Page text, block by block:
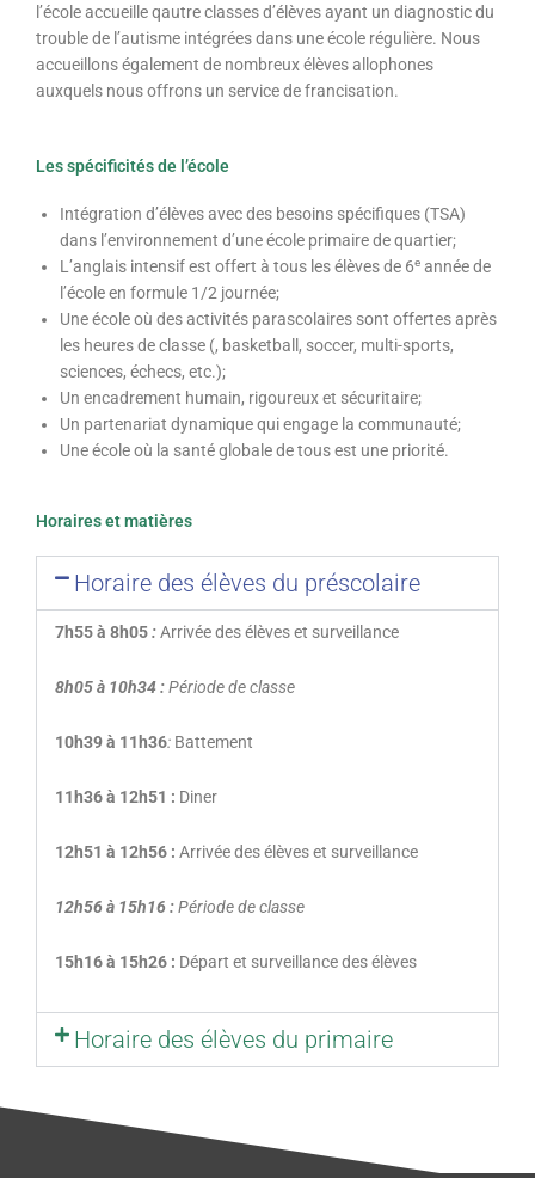
l’école accueille qautre classes d’élèves ayant un diagnostic du
trouble de l’autisme intégrées dans une école régulière. Nous
accueillons également de nombreux élèves allophones
auxquels nous offrons un service de francisation.
Les spécificités de l’école
Intégration d’élèves avec des besoins spécifiques (TSA)
dans l’environnement d’une école primaire de quartier;
L’anglais intensif est offert à tous les élèves de 6e année de
l’école en formule 1/2 journée;
Une école où des activités parascolaires sont offertes après
les heures de classe (, basketball, soccer, multi-sports,
sciences, échecs, etc.);
Un encadrement humain, rigoureux et sécuritaire;
Un partenariat dynamique qui engage la communauté;
Une école où la santé globale de tous est une priorité.
Horaires et matières
Horaire des élèves du préscolaire
7h55 à 8h05:Arrivée des élèves et surveillance
8h05 à 10h34 :Période de classe
10h39 à 11h36: Battement
11h36 à 12h51 : Diner
12h51 à 12h56 : Arrivée des élèves et surveillance
12h56 à 15h16 :Période de classe
15h16 à 15h26 : Départ et surveillance des élèves
Horaire des élèves du primaire